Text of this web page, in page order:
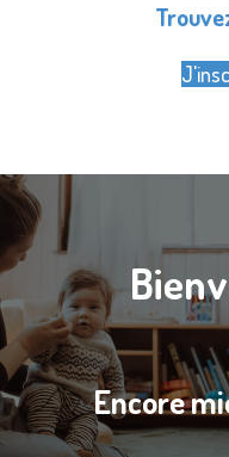
Encore